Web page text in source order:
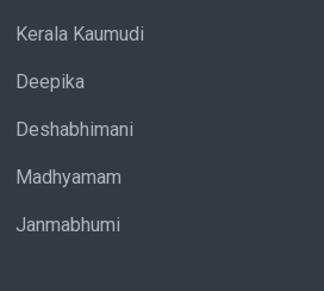
Kerala Kaumudi
Deepika
Deshabhimani
Madhyamam
Janmabhumi